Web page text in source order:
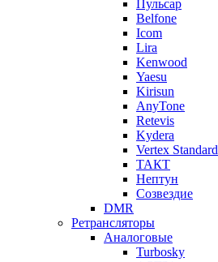
Пульсар
Belfone
Icom
Lira
Kenwood
Yaesu
Kirisun
AnyTone
Retevis
Kydera
Vertex Standard
ТАКТ
Нептун
Созвездие
DMR
Ретрансляторы
Аналоговые
Turbosky